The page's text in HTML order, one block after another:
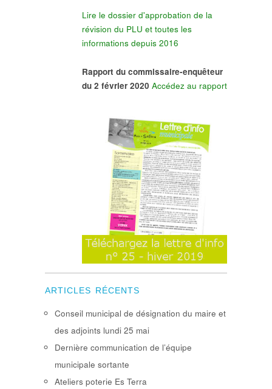
Lire le dossier d'approbation de la
révision du PLU et toutes les
informations depuis 2016
Rapport du commissaire-enquêteur
du 2 février 2020 Accédez au rapport
ARTICLES RÉCENTS
Conseil municipal de désignation du maire et
des adjoints lundi 25 mai
Dernière communication de l’équipe
municipale sortante
Ateliers poterie Es Terra